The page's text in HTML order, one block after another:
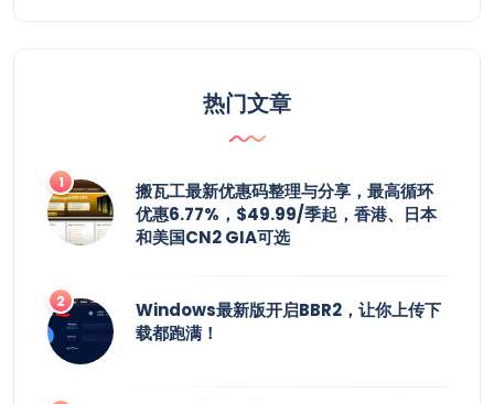
热门文章
搬瓦工最新优惠码整理与分享，最高循环
优惠6.77%，$49.99/季起，香港、日本
和美国CN2 GIA可选
Windows最新版开启BBR2，让你上传下
载都跑满！